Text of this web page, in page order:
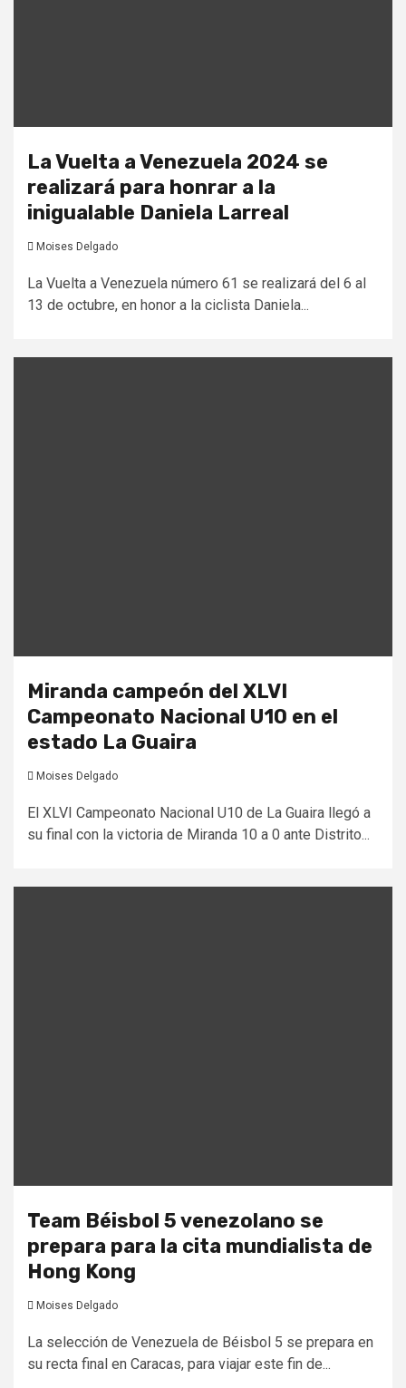
La Vuelta a Venezuela 2024 se
realizará para honrar a la
inigualable Daniela Larreal
Moises Delgado
La Vuelta a Venezuela número 61 se realizará del 6 al
13 de octubre, en honor a la ciclista Daniela...
Miranda campeón del XLVI
Campeonato Nacional U10 en el
estado La Guaira
Moises Delgado
El XLVI Campeonato Nacional U10 de La Guaira llegó a
su final con la victoria de Miranda 10 a 0 ante Distrito...
Team Béisbol 5 venezolano se
prepara para la cita mundialista de
Hong Kong
Moises Delgado
La selección de Venezuela de Béisbol 5 se prepara en
su recta final en Caracas, para viajar este fin de...